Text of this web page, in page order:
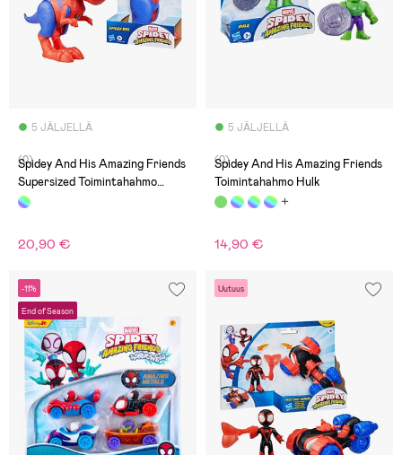
5 JÄLJELLÄ
(0)
Spidey And His Amazing Friends
Supersized Toimintahahmo
Spidey-Rex 23 cm
20,90 €
5 JÄLJELLÄ
(0)
Spidey And His Amazing Friends
Toimintahahmo Hulk
14,90 €
-11%
End of Season
Uutuus